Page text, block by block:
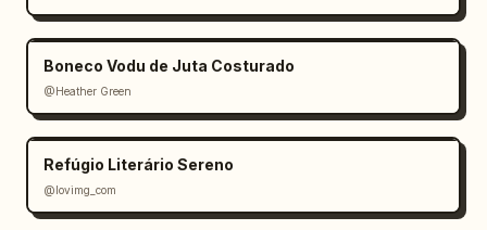
Boneco Vodu de Juta Costurado
@Heather Green
Refúgio Literário Sereno
@lovimg_com